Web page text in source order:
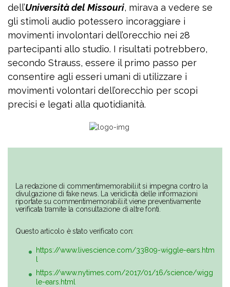
dell’Università del Missouri, mirava a vedere se
gli stimoli audio potessero incoraggiare i
movimenti involontari dell’orecchio nei 28
partecipanti allo studio. I risultati potrebbero,
secondo Strauss, essere il primo passo per
consentire agli esseri umani di utilizzare i
movimenti volontari dell’orecchio per scopi
precisi e legati alla quotidianità.
La redazione di commentimemorabili.it si impegna contro la
divulgazione di fake news. La veridicità delle informazioni
riportate su commentimemorabili.it viene preventivamente
verificata tramite la consultazione di altre fonti.
Questo articolo è stato verificato con:
https://www.livescience.com/33809-wiggle-ears.htm
l
https://www.nytimes.com/2017/01/16/science/wigg
le-ears.html